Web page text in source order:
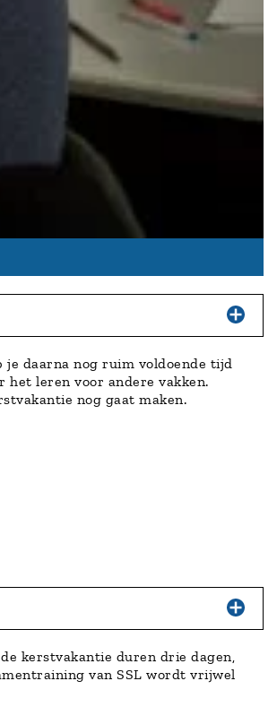
je daarna nog ruim voldoende tijd
het leren voor andere vakken.
nog gaat maken.
kerstvakantie duren drie dagen,
van SSL wordt vrijwel